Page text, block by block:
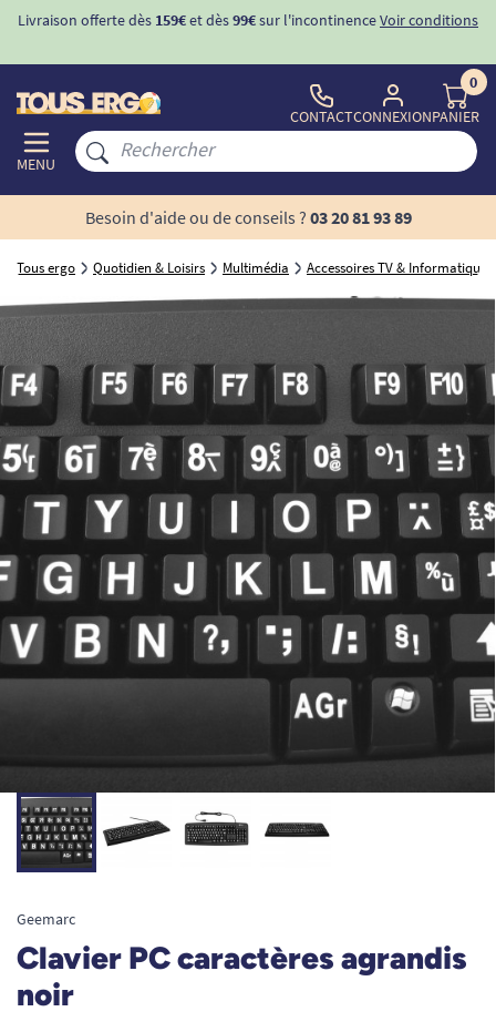
Livraison offerte dès 159€et dès99€sur l'incontinenceVoir conditions
MENU
CONTACTCONNEXION
0
PANIER
Besoin d'aide ou de conseils ? 03 20 81 93 89
Tous ergo Quotidien & Loisirs Multimédia Accessoires TV & Informatique
Geemarc
Clavier PC caractères agrandis
noir